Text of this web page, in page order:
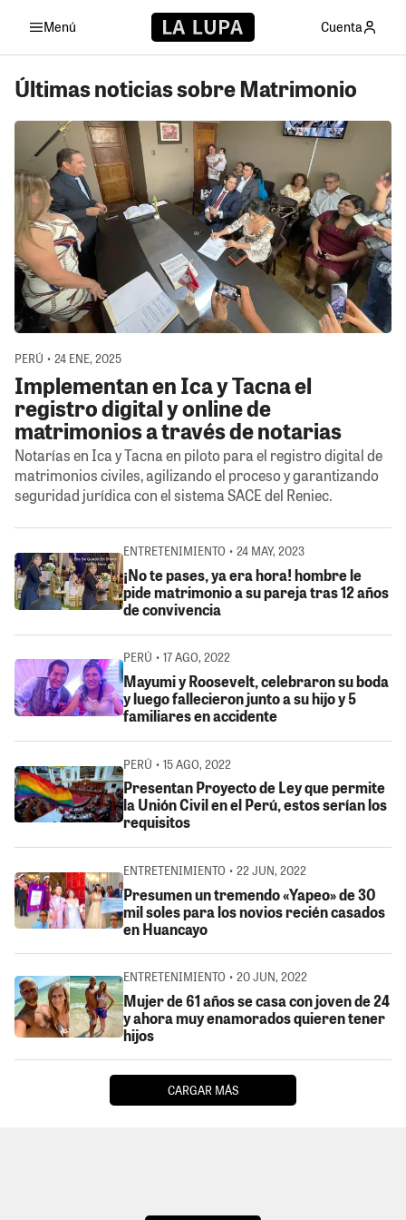
Menú Cuenta
Últimas noticias sobre Matrimonio
PERÚ • 24 ENE, 2025
Implementan en Ica y Tacna el
registro digital y online de
matrimonios a través de notarias
Notarías en Ica y Tacna en piloto para el registro digital de
matrimonios civiles, agilizando el proceso y garantizando
seguridad jurídica con el sistema SACE del Reniec.
ENTRETENIMIENTO • 24 MAY, 2023
¡No te pases, ya era hora! hombre le
pide matrimonio a su pareja tras 12 años
de convivencia
PERÚ • 17 AGO, 2022
Mayumi y Roosevelt, celebraron su boda
y luego fallecieron junto a su hijo y 5
familiares en accidente
PERÚ • 15 AGO, 2022
Presentan Proyecto de Ley que permite
la Unión Civil en el Perú, estos serían los
requisitos
ENTRETENIMIENTO • 22 JUN, 2022
Presumen un tremendo «Yapeo» de 30
mil soles para los novios recién casados
en Huancayo
ENTRETENIMIENTO • 20 JUN, 2022
Mujer de 61 años se casa con joven de 24
y ahora muy enamorados quieren tener
hijos
CARGAR MÁS